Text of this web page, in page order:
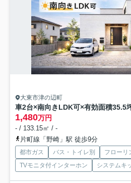
大東市津の辺町
車2台×南向きLDK可×有効面積
1,480万円
- / 133.15㎡ / -
片町線「野崎」駅 徒歩9分
都市ガス バス・トイレ別 フローリ
TVモニタ付インターホン
システムキ